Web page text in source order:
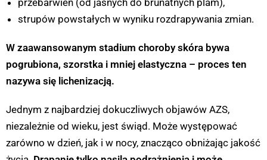
przebarwień (od jasnych do brunatnych plam),
strupów powstałych w wyniku rozdrapywania zmian.
W zaawansowanym stadium choroby skóra bywa
pogrubiona, szorstka i mniej elastyczna – proces ten
nazywa się lichenizacją.
Jednym z najbardziej dokuczliwych objawów AZS,
niezależnie od wieku, jest świąd. Może występować
zarówno w dzień, jak i w nocy, znacząco obniżając jakość